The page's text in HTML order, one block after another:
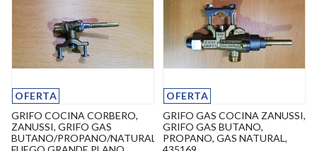
OFERTA
GRIFO COCINA CORBERO,
ZANUSSI, GRIFO GAS
BUTANO/PROPANO/NATURAL,
OFERTA
GRIFO GAS COCINA ZANUSSI,
GRIFO GAS BUTANO,
PROPANO, GAS NATURAL,